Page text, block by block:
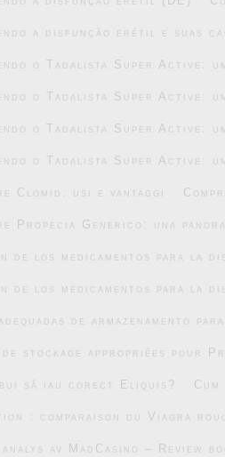
a disfunção erétil e suas
o Tadalista Super Active:
o Tadalista Super Active:
o Tadalista Super Active:
o Tadalista Super Active:
Clomid: usi e vantaggi
Propecia Generico: una
de los medicamentos para la
de los medicamentos para la
de armazenamento
stockage appropriées pour
să iau corect Eliquis?
: comparaison du Viagra
av MadCasino – Review